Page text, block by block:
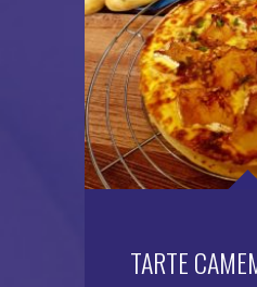
TARTE